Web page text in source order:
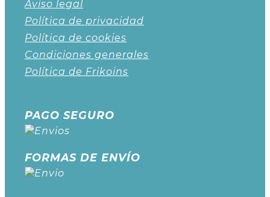
Aviso legal
Política de privacidad
Política de cookies
Condiciones generales
Política de Frikoins
PAGO SEGURO
FORMAS DE ENVÍO